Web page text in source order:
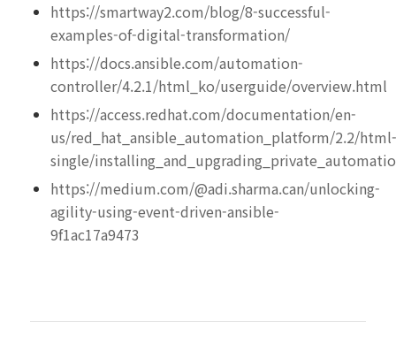
https://smartway2.com/blog/8-successful-
examples-of-digital-transformation/
https://docs.ansible.com/automation-
controller/4.2.1/html_ko/userguide/overview.html
https://access.redhat.com/documentation/en-
us/red_hat_ansible_automation_platform/2.2/html-
single/
https://medium.com/@adi.sharma.can/unlocking-
agility-using-event-driven-ansible-
9f1ac17a9473